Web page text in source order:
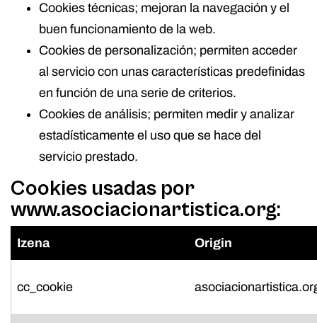
Cookies técnicas; mejoran la navegación y el
buen funcionamiento de la web.
Cookies de personalización; permiten acceder
al servicio con unas características predefinidas
en función de una serie de criterios.
Cookies de análisis; permiten medir y analizar
estadísticamente el uso que se hace del
servicio prestado.
Cookies usadas por
www.asociacionartistica.org:
Izena Origin
cc_cookie